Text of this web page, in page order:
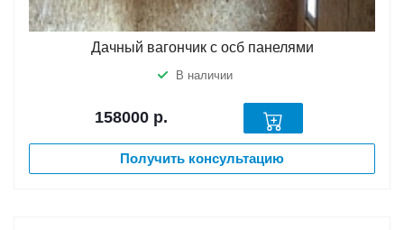
Дачный вагончик с осб панелями
В наличии
158000 р.
Получить консультацию